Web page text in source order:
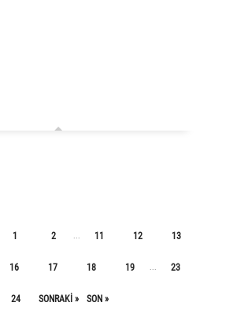
1 2 11 12 13
16 17 18 19 23
24 SONRAKI » SON »